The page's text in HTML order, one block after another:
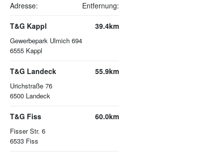
Adresse: Entfernung:
T&G Kappl
Gewerbepark Ulmich 694
6555 Kappl
39.4km
T&G Landeck
Urichstraße 76
6500 Landeck
55.9km
T&G Fiss
Fisser Str. 6
6533 Fiss
60.0km